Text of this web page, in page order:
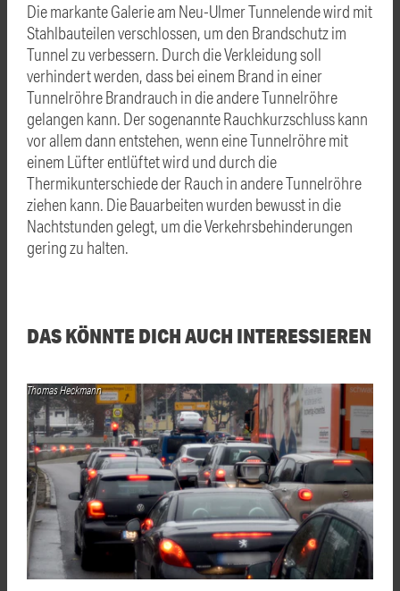
Die markante Galerie am Neu-Ulmer Tunnelende wird mit
Stahlbauteilen verschlossen, um den Brandschutz im
Tunnel zu verbessern. Durch die Verkleidung soll
verhindert werden, dass bei einem Brand in einer
Tunnelröhre Brandrauch in die andere Tunnelröhre
gelangen kann. Der sogenannte Rauchkurzschluss kann
vor allem dann entstehen, wenn eine Tunnelröhre mit
einem Lüfter entlüftet wird und durch die
Thermikunterschiede der Rauch in andere Tunnelröhre
ziehen kann. Die Bauarbeiten wurden bewusst in die
Nachtstunden gelegt, um die Verkehrsbehinderungen
gering zu halten.
DAS KÖNNTE DICH AUCH INTERESSIEREN
Thomas Heckmann